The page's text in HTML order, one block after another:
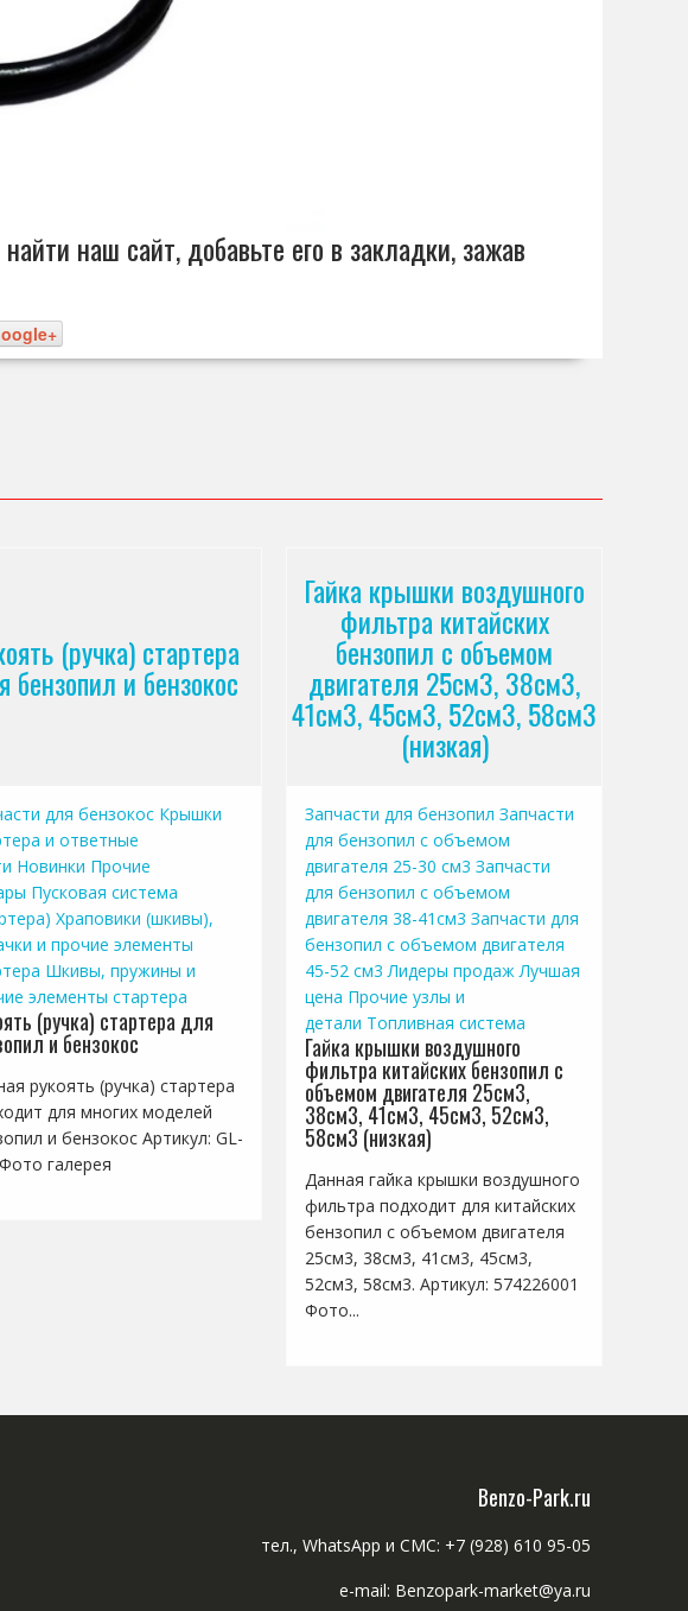
наш сайт, добавьте его в закладки, зажав
(ручка) стартера
бензопил и бензокос
для бензокос Крышки
и ответные
Новинки Прочие
Пусковая система
Храповики (шкивы),
и прочие элементы
Шкивы, пружины и
элементы стартера
(ручка) стартера для
и бензокос
рукоять (ручка) стартера
для многих моделей
и бензокос Артикул: GL-
галерея
Гайка крышки воздушного
фильтра китайских
бензопил с объемом
двигателя 25см3, 38см3,
41см3, 45см3, 52см3, 58см3
(низкая)
Запчасти для бензопил Запчасти
для бензопил с объемом
двигателя 25-30 см3 Запчасти
для бензопил с объемом
двигателя 38-41см3 Запчасти для
бензопил с объемом двигателя
45-52 см3 Лидеры продаж Лучшая
цена Прочие узлы и
детали Топливная система
Гайка крышки воздушного
фильтра китайских бензопил с
объемом двигателя 25см3,
38см3, 41см3, 45см3, 52см3,
58см3 (низкая)
Данная гайка крышки воздушного
фильтра подходит для китайских
бензопил с объемом двигателя
25см3, 38см3, 41см3, 45см3,
52см3, 58см3. Артикул: 574226001
Фото...
Benzo-Park.ru
тел., WhatsApp и СМС: +7 (928) 610 95-05
e-mail: Benzopark-market@ya.ru